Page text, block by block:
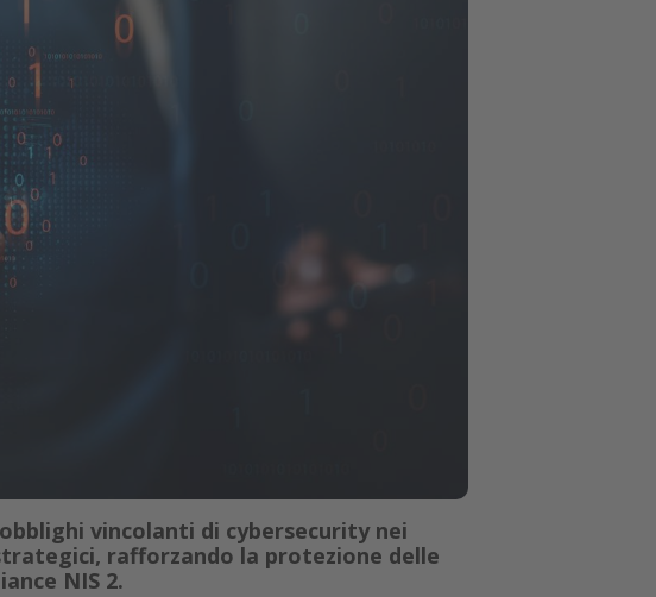
vincolanti di cybersecurity nei
rafforzando la protezione delle
NIS 2.